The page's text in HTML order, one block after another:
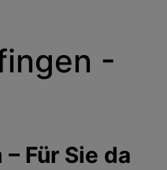
-
Für Sie da